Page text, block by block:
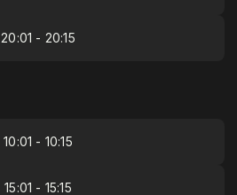
20:01 - 20:15
10:01 - 10:15
15:01 - 15:15